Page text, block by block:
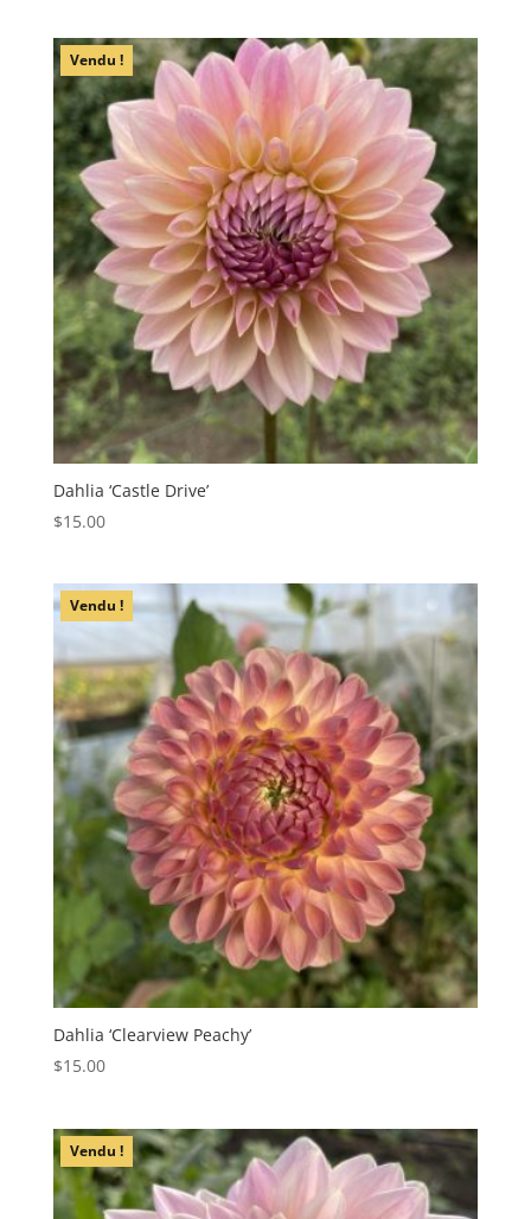
Vendu !
Dahlia ‘Castle Drive’
$15.00
Vendu !
Dahlia ‘Clearview Peachy’
$15.00
Vendu !